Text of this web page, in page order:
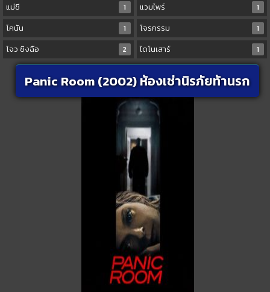
แม่ชี
1 แวมไพร์
1
โคนัน
1 โจรกรรม
1
โจว ซิงฉือ
2 ไดโนเสาร์ 1
Panic Room (2002) ห้องเช่านิรภัยท้านรก